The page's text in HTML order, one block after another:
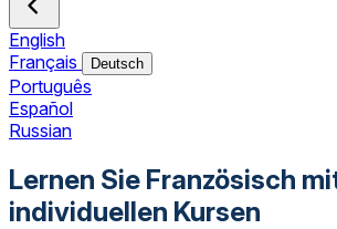
English
Français
Deutsch
Português
Español
Russian
Lernen Sie Französisch
individuellen Kursen